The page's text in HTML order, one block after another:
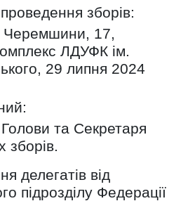
зборів:
Черемшини, 17,
ЛДУФК ім.
29 липня 2024
та Секретаря
зборів.
делегатів від
підрозділу Федерації